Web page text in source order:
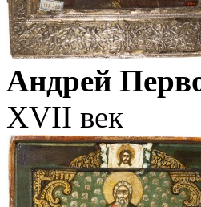
Андрей
XVII век